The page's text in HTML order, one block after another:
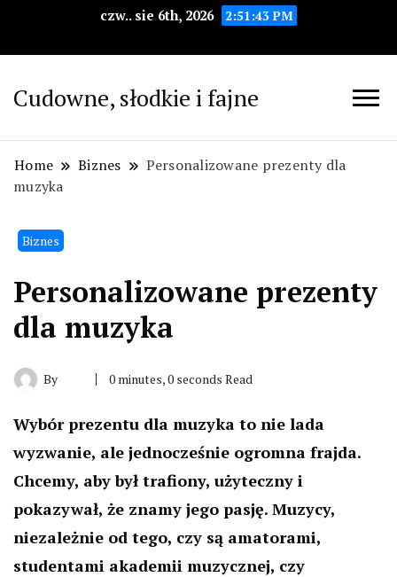
czw.. sie 6th, 2026 2:51:44 PM
Cudowne, słodkie i fajne
Home Biznes
Personalizowane prezenty dla
muzyka
Biznes
Personalizowane prezenty
dla muzyka
By 0 minutes, 0 seconds Read
Wybór prezentu dla muzyka to nie lada
wyzwanie, ale jednocześnie ogromna frajda.
Chcemy, aby był trafiony, użyteczny i
pokazywał, że znamy jego pasję. Muzycy,
niezależnie od tego, czy są amatorami,
studentami akademii muzycznej, czy